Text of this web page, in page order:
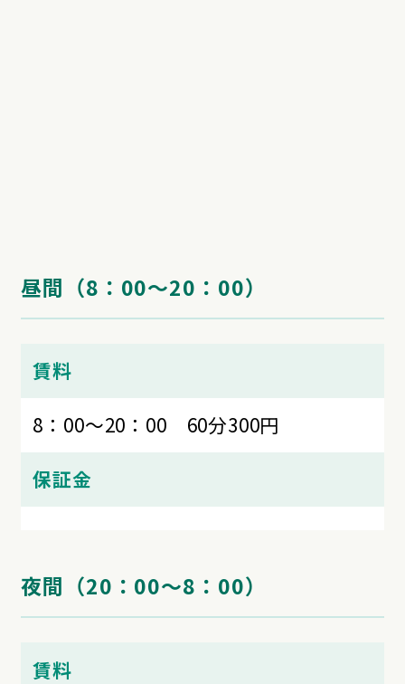
昼間（8：00～20：00）
賃料
8：00～20：00 60分300円
保証金
夜間（20：00～8：00）
賃料